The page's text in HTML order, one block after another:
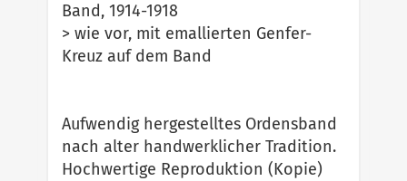
Band, 1914-1918
> wie vor, mit emallierten Genfer-
Kreuz auf dem Band
Aufwendig hergestelltes Ordensband
nach alter handwerklicher Tradition.
Hochwertige Reproduktion (Kopie)